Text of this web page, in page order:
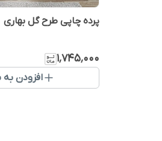
پرده چاپی طرح گل بهاری
۱٬۷۴۵٬۰۰۰
افزودن